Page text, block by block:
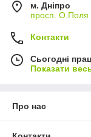
м. Дніпро
просп. О.Поля
Контакти
Сьогодні
Показати
Про нас